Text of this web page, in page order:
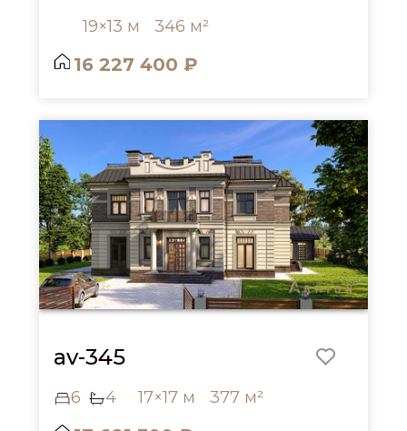
19×13 м 346 м²
16 227 400 ₽
av-345
6 4 17×17 м 377 м²